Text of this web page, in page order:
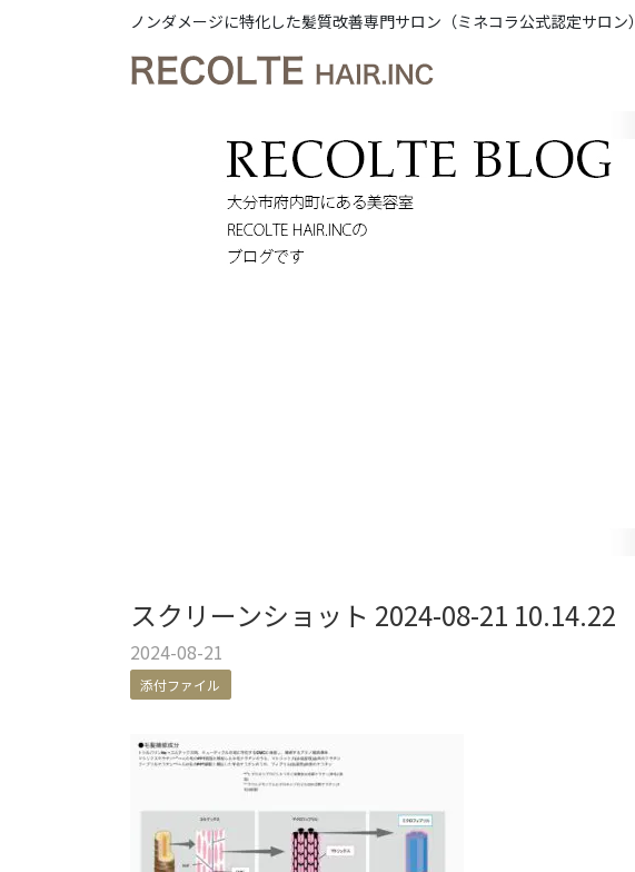
ノンダメージに特化した髪質改善専門サロン（ミネコラ公式認定サロン）
スクリーンショット 2024-08-21 10.14.22
2024-08-21
添付ファイル